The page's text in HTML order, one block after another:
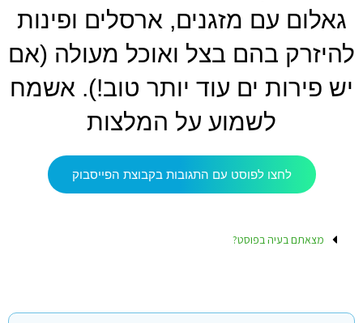
גאלום עם מזגנים, ארסלים ופינות
להיזרק בהם בצל ואוכל מעולה (אם
יש פירות ים עוד יותר טוב!). אשמח
לשמוע על המלצות
לחצו לפוסט עם התגובות בקבוצת הפייסבוק
מצאתם בעיה בפוסט?